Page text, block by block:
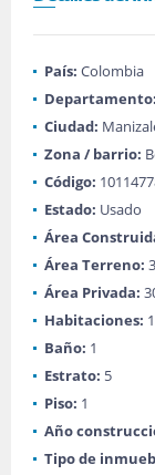
País: Colombia
Departamento:
Ciudad:
Zona / barrio:
Código:
Estado: Usado
Área
Área Terreno:
Área Privada:
Habitaciones: 1
Baño: 1
Estrato: 5
Piso: 1
Año
Tipo de